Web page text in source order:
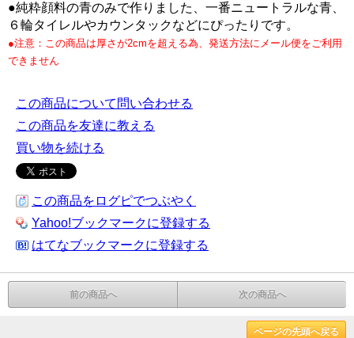
●純粋顔料の青のみで作りました、一番ニュートラルな青、
６輪タイレルやカウンタックなどにぴったりです。
●注意：この商品は厚さが2cmを超える為、発送方法にメール便をご利用
できません
この商品について問い合わせる
この商品を友達に教える
買い物を続ける
この商品をログピでつぶやく
Yahoo!ブックマークに登録する
はてなブックマークに登録する
前の商品へ 次の商品へ
ページの先頭へ戻る